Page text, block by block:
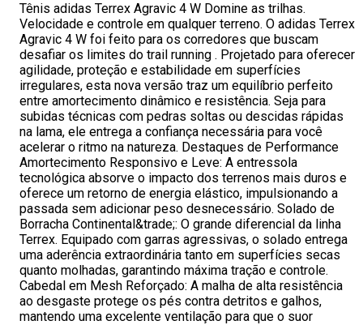
Tênis adidas Terrex Agravic 4 W Domine as trilhas.
Velocidade e controle em qualquer terreno. O adidas Terrex
Agravic 4 W foi feito para os corredores que buscam
desafiar os limites do trail running . Projetado para oferecer
agilidade, proteção e estabilidade em superfícies
irregulares, esta nova versão traz um equilíbrio perfeito
entre amortecimento dinâmico e resistência. Seja para
subidas técnicas com pedras soltas ou descidas rápidas
na lama, ele entrega a confiança necessária para você
acelerar o ritmo na natureza. Destaques de Performance
Amortecimento Responsivo e Leve: A entressola
tecnológica absorve o impacto dos terrenos mais duros e
oferece um retorno de energia elástico, impulsionando a
passada sem adicionar peso desnecessário. Solado de
Borracha Continental&trade;: O grande diferencial da linha
Terrex. Equipado com garras agressivas, o solado entrega
uma aderência extraordinária tanto em superfícies secas
quanto molhadas, garantindo máxima tração e controle.
Cabedal em Mesh Reforçado: A malha de alta resistência
ao desgaste protege os pés contra detritos e galhos,
mantendo uma excelente ventilação para que o suor